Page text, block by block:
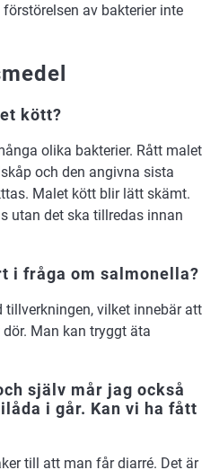
av bakterier inte
kött?
olika bakterier. Rått malet
och den angivna sista
Malet kött blir lätt skämt.
utan det ska tillredas innan
i fråga om salmonella?
vilket innebär att
Man kan tryggt äta
själv mår jag också
i går. Kan vi ha fått
till att man får diarré. Det är